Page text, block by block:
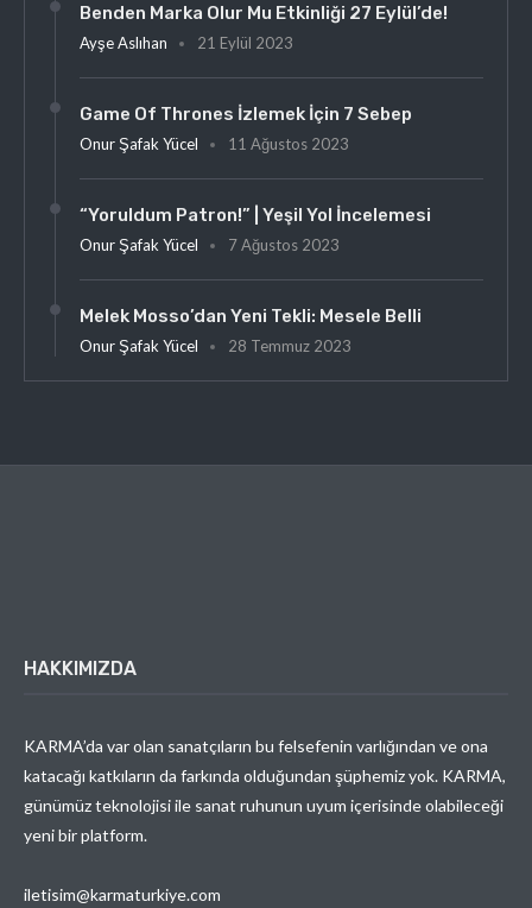
Benden Marka Olur Mu Etkinliği 27 Eylül’de!
Ayşe Aslıhan 21 Eylül 2023
Game Of Thrones İzlemek İçin 7 Sebep
Onur Şafak Yücel 11 Ağustos 2023
“Yoruldum Patron!” | Yeşil Yol İncelemesi
Onur Şafak Yücel 7 Ağustos 2023
Melek Mosso’dan Yeni Tekli: Mesele Belli
Onur Şafak Yücel 28 Temmuz 2023
HAKKIMIZDA
KARMA’da var olan sanatçıların bu felsefenin varlığından ve ona
katacağı katkıların da farkında olduğundan şüphemiz yok. KARMA,
günümüz teknolojisi ile sanat ruhunun uyum içerisinde olabileceği
yeni bir platform.
iletisim@karmaturkiye.com